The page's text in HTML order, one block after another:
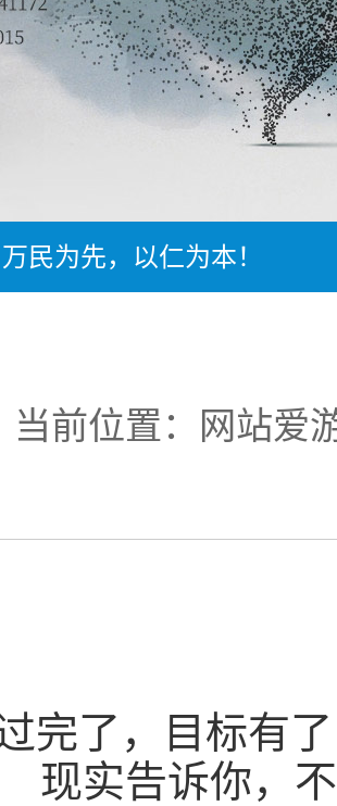
民为先，以仁为本！
当前位置： 网站爱
完了，目标有
现实告诉你，